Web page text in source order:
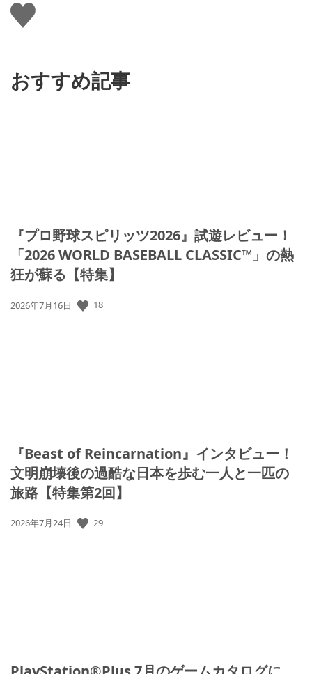
い
い
おすすめ記事
『プロ野球スピリッツ2026』試遊レビュー！
「2026 WORLD BASEBALL CLASSIC™」の熱
狂が蘇る【特集】
公
2026年7月16日 18
『Beast of Reincarnation』インタビュー！
文明崩壊後の過酷な日本を歩む一人と一匹の
旅路【特集第2回】
公
2026年7月24日 29